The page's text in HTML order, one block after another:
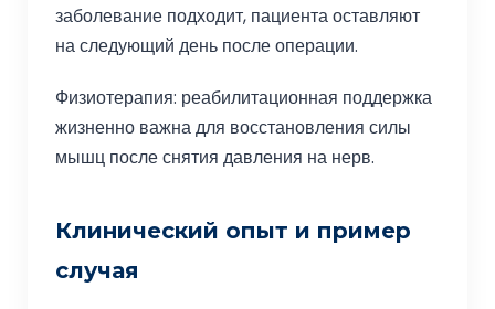
заболевание подходит, пациента оставляют
на следующий день после операции.
Физиотерапия: реабилитационная поддержка
жизненно важна для восстановления силы
мышц после снятия давления на нерв.
Клинический опыт и пример
случая